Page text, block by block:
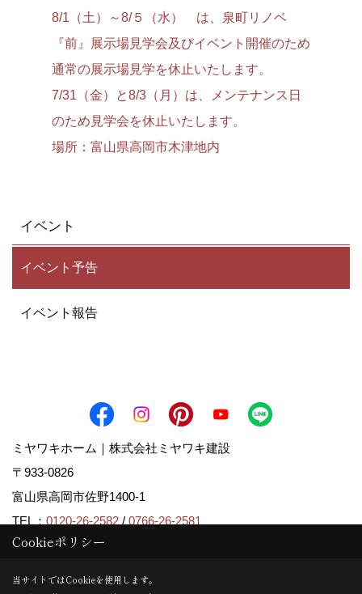
ために、業務を委託する場合、委託先においても
同様の措置を講じます。
5.クッキーによる匿名情報の収
集について
当サイトでは、Google社提供のアクセス解析サー
人を特定できない範囲で、お客様の当サイト閲覧
に関わる情報を自動的に収集し、Google社へ送信
しています。
6.適用範囲
7.管理責任者
当社における個人情報の管理責任者は、以下のと
おりです。また、個人情報に関するお問い合わせ
先も同様となります。
8/1（土）～8/５（水） は、泉町リノベ
『前』展示場見学会及びイベント開催のため
通常の展示場見学を休止いたします。
7/31（金）と8/3（月）は、メンテナンス日
のため見学会を休止いたします。
場所：富山県高岡市木津地内
イベント
イベント予告
イベント報告
ミヤワキホーム｜株式会社ミヤワキ建設
〒933-0826
富山県高岡市佐野1400-1
TEL： 0120-26-2582 / 0766-26-2581
FAX：0766-26-2583
Cookieポリシー
当サイトではCookieを使用します。